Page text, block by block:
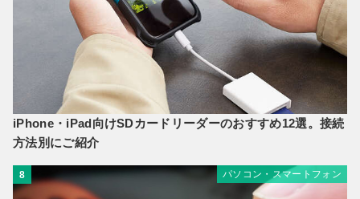
iPhone・iPad向けSDカードリーダーのおすすめ12選。接続
方法別にご紹介
8 パソコン・スマートフォン